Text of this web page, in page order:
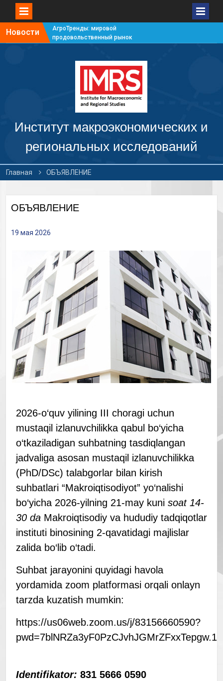
Новости
АгроТренды: мировой
продовольственный рынок
продовольственный рынок
АгроТренды: мировой
продовольственный рынок
АгроТренды: мировой
#4
Институт макроэкономических и
региональных исследований
Главная ОБЪЯВЛЕНИЕ
ОБЪЯВЛЕНИЕ
19 мая 2026
2026-o‘quv yilining III choragi uchun
mustaqil izlanuvchilikka qabul bo‘yicha
o‘tkaziladigan suhbatning tasdiqlangan
jadvaliga asosan mustaqil izlanuvchilikka
(PhD/DSc) talabgorlar bilan kirish
suhbatlari “Makroiqtisodiyot” yo‘nalishi
bo‘yicha 2026-yilning 21-may kuni soat 14-
30 daMakroiqtisodiy va hududiy tadqiqotlar
instituti binosining 2-qavatidagi majlislar
zalida bo‘lib o‘tadi.
Suhbat jarayonini quyidagi havola
yordamida zoom platformasi orqali onlayn
tarzda kuzatish mumkin:
https://us06web.zoom.us/j/83156660590?
pwd=7blNRZa3yF0PzCJvhJGMrZFxxTepgw.1
Identifikator: 831 5666 0590